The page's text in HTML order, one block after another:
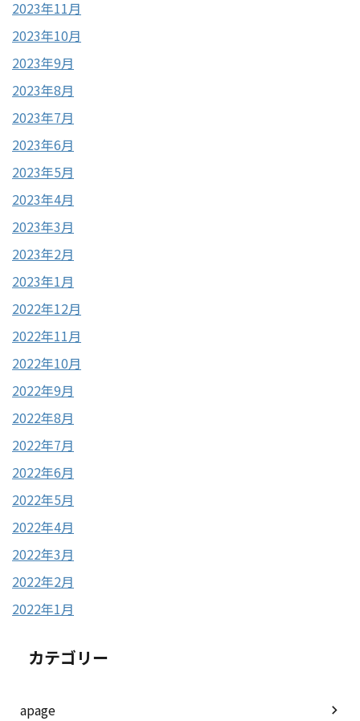
2023年11月
2023年10月
2023年9月
2023年8月
2023年7月
2023年6月
2023年5月
2023年4月
2023年3月
2023年2月
2023年1月
2022年12月
2022年11月
2022年10月
2022年9月
2022年8月
2022年7月
2022年6月
2022年5月
2022年4月
2022年3月
2022年2月
2022年1月
カテゴリー
apage